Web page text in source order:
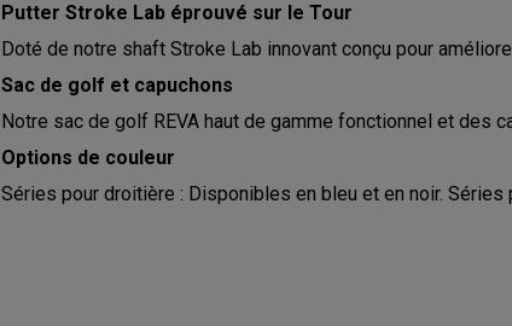
Putter Stroke Lab éprouvé sur le Tour
Doté de notre shaft Stroke Lab innovant conçu pour
Sac de golf et capuchons
Notre sac de golf REVA haut de gamme fonctionnel et des
Options de couleur
Séries pour droitière : Disponibles en bleu et en noir. Séries